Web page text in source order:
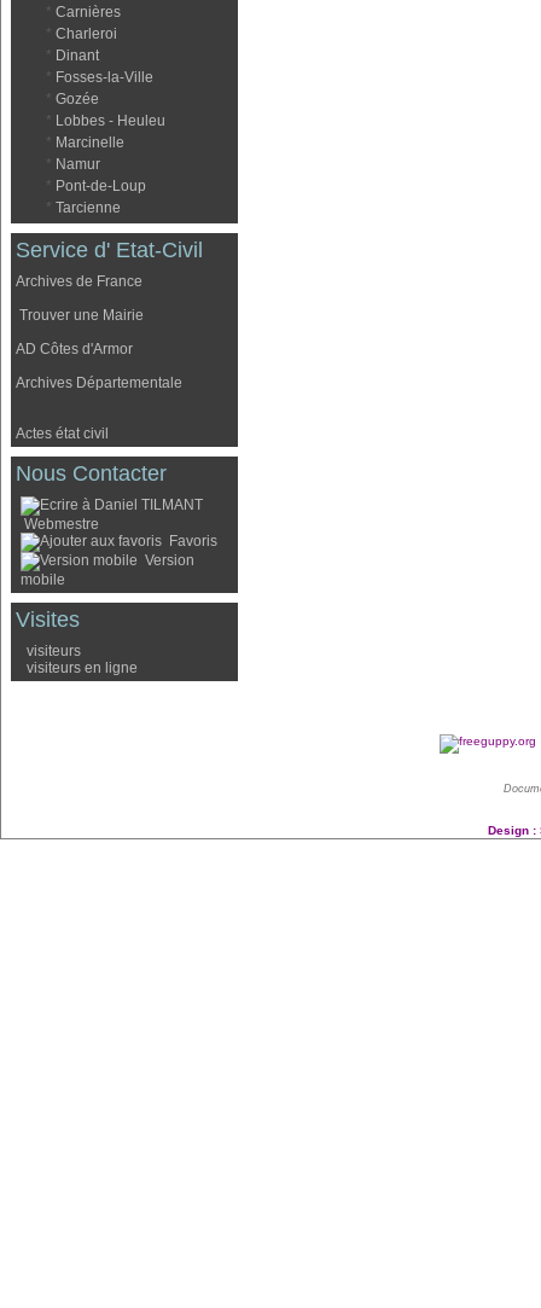
* Carnières
* Charleroi
* Dinant
* Fosses-la-Ville
* Gozée
* Lobbes - Heuleu
* Marcinelle
* Namur
* Pont-de-Loup
* Tarcienne
Service d' Etat-Civil
Archives de France
Trouver une Mairie
AD Côtes d'Armor
Archives Départementale
Actes état civil
Nous Contacter
Webmestre
Favoris
Version
mobile
Visites
visiteurs
visiteurs en ligne
Design :